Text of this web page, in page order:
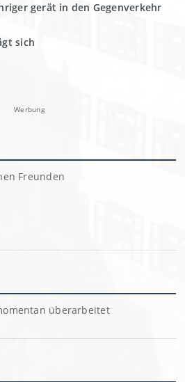
gerät in den Gegenverkehr
sich
Werbung
Freunden
überarbeitet